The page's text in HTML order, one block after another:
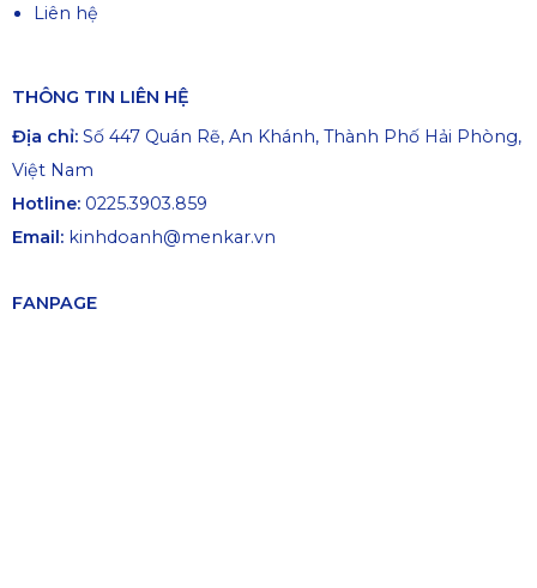
Liên hệ
THÔNG TIN LIÊN HỆ
Địa chỉ: Số 447 Quán Rẽ, An Khánh, Thành Phố Hải Phòng,
Việt Nam
Hotline: 0225.3903.859
Email: kinhdoanh@menkar.vn
FANPAGE